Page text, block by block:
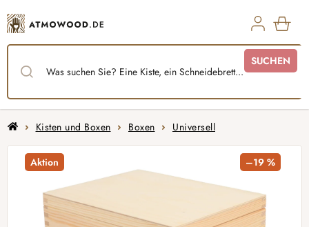
Inhalt
springen
SUCHEN
StartseiteKisten und Boxen Boxen Universell
Aktion –19 %